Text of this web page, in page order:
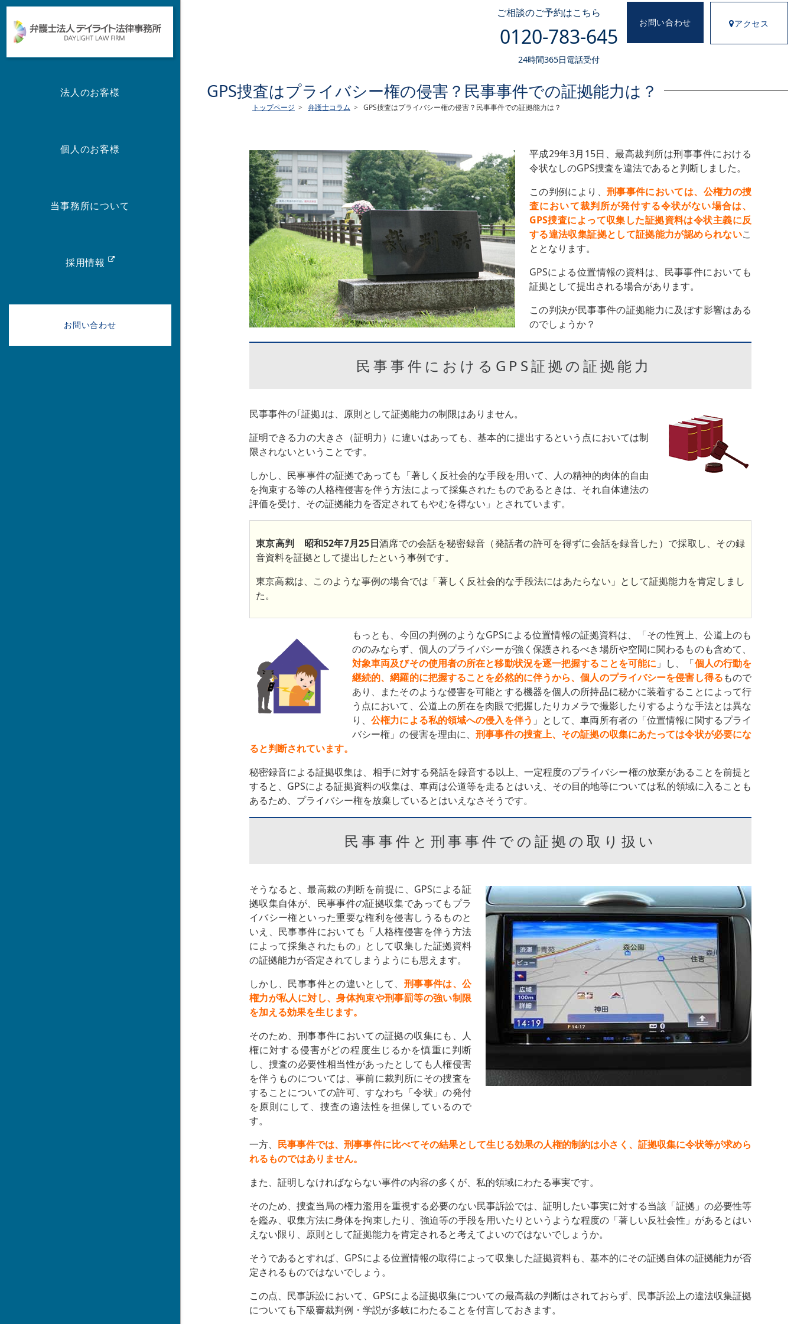
ご相談のご予約はこちら
0120-783-645
24時間365日電話受付
お問い合わせ アクセス
法人のお客様
個人のお客様
当事務所について
採用情報
お問い合わせ
GPS捜査はプライバシー権の侵害？民事事件での証拠能力は？
トップページ 弁護士コラム GPS捜査はプライバシー権の侵害？民事事件での証拠能力は？
平成29年3月15日、最高裁判所は刑事事件における
令状なしのGPS捜査を違法であると判断しました。
この判例により、 刑事事件においては、公権力の捜
査において裁判所が発付する令状がない場合は、
GPS捜査によって収集した証拠資料は令状主義に反
する違法収集証拠として証拠能力が認められないこ
ととなります。
GPSによる位置情報の資料は、民事事件においても
証拠として提出される場合があります。
この判決が民事事件の証拠能力に及ぼす影響はある
のでしょうか？
民事事件におけるGPS証拠の証拠能力
民事事件の｢証拠｣は、原則として証拠能力の制限はありません。
証明できる力の大きさ（証明力）に違いはあっても、基本的に提出するという点においては制
限されないということです。
しかし、民事事件の証拠であっても「著しく反社会的な手段を用いて、人の精神的肉体的自由
を拘束する等の人格権侵害を伴う方法によって採集されたものであるときは、それ自体違法の
評価を受け、その証拠能力を否定されてもやむを得ない」とされています。
東京高判 昭和52年7月25日酒席での会話を秘密録音（発話者の許可を得ずに会話を録音した）で採取し、その録
音資料を証拠として提出したという事例です。
東京高裁は、このような事例の場合では「著しく反社会的な手段法にはあたらない」として証拠能力を肯定しまし
た。
もっとも、今回の判例のようなGPSによる位置情報の証拠資料は、「その性質上、公道上のも
ののみならず、個人のプライバシーが強く保護されるべき場所や空間に関わるものも含めて、
対象車両及びその使用者の所在と移動状況を逐一把握することを可能に 」し、「個人の行動を
継続的、網羅的に把握することを必然的に伴うから、個人のプライバシーを侵害し得るもので
あり、またそのような侵害を可能とする機器を個人の所持品に秘かに装着することによって行
う点において、公道上の所在を肉眼で把握したりカメラで撮影したりするような手法とは異な
り、公権力による私的領域への侵入を伴う 」として、車両所有者の「位置情報に関するプライ
バシー権」の侵害を理由に、刑事事件の捜査上、その証拠の収集にあたっては令状が必要にな
ると判断されています。
秘密録音による証拠収集は、相手に対する発話を録音する以上、一定程度のプライバシー権の放棄があることを前提と
すると、GPSによる証拠資料の収集は、車両は公道等を走るとはいえ、その目的地等については私的領域に入ることも
あるため、プライバシー権を放棄しているとはいえなさそうです。
民事事件と刑事事件での証拠の取り扱い
そうなると、最高裁の判断を前提に、GPSによる証
拠収集自体が、民事事件の証拠収集であってもプラ
イバシー権といった重要な権利を侵害しうるものと
いえ、民事事件においても「人格権侵害を伴う方法
によって採集されたもの」として収集した証拠資料
の証拠能力が否定されてしまうようにも思えます。
しかし、民事事件との違いとして、 刑事事件は、公
権力が私人に対し、身体拘束や刑事罰等の強い制限
を加える効果を生じます。
そのため、刑事事件においての証拠の収集にも、人
権に対する侵害がどの程度生じるかを慎重に判断
し、捜査の必要性相当性があったとしても人権侵害
を伴うものについては、事前に裁判所にその捜査を
することについての許可、すなわち「令状」の発付
を原則にして、捜査の適法性を担保しているので
す。
一方、 民事事件では、刑事事件に比べてその結果として生じる効果の人権的制約は小さく、証拠収集に令状等が求めら
れるものではありません。
また、証明しなければならない事件の内容の多くが、私的領域にわたる事実です。
そのため、捜査当局の権力濫用を重視する必要のない民事訴訟では、証明したい事実に対する当該「証拠」の必要性等
を鑑み、収集方法に身体を拘束したり、強迫等の手段を用いたりというような程度の「著しい反社会性」があるとはい
えない限り、原則として証拠能力を肯定されると考えてよいのではないでしょうか。
そうであるとすれば、GPSによる位置情報の取得によって収集した証拠資料も、基本的にその証拠自体の証拠能力が否
定されるものではないでしょう。
この点、民事訴訟において、GPSによる証拠収集についての最高裁の判断はされておらず、民事訴訟上の違法収集証拠
についても下級審裁判例・学説が多岐にわたることを付言しておきます。